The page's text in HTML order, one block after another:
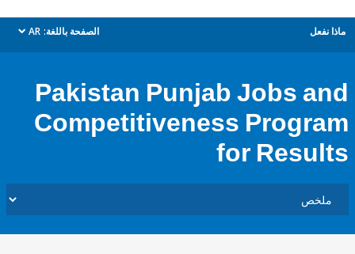
الصفحة باللغة: AR
dropdown
Pakistan Punjab Jobs
Competitiveness
for